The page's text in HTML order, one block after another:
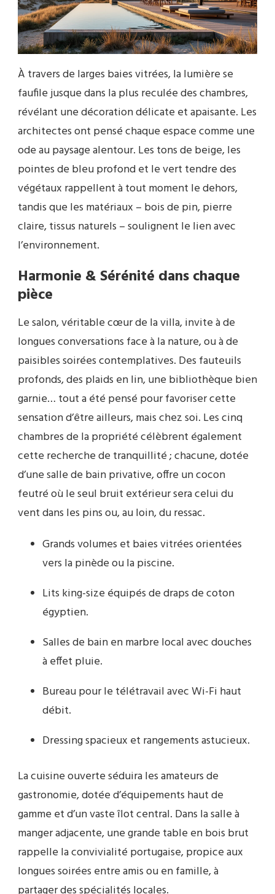
À travers de larges baies vitrées, la lumière se
faufile jusque dans la plus reculée des chambres,
révélant une décoration délicate et apaisante. Les
architectes ont pensé chaque espace comme une
ode au paysage alentour. Les tons de beige, les
pointes de bleu profond et le vert tendre des
végétaux rappellent à tout moment le dehors,
tandis que les matériaux – bois de pin, pierre
claire, tissus naturels – soulignent le lien avec
l’environnement.
Harmonie & Sérénité dans chaque
pièce
Le salon, véritable cœur de la villa, invite à de
longues conversations face à la nature, ou à de
paisibles soirées contemplatives. Des fauteuils
profonds, des plaids en lin, une bibliothèque bien
garnie… tout a été pensé pour favoriser cette
sensation d’être ailleurs, mais chez soi. Les cinq
chambres de la propriété célèbrent également
cette recherche de tranquillité ; chacune, dotée
d’une salle de bain privative, offre un cocon
feutré où le seul bruit extérieur sera celui du
vent dans les pins ou, au loin, du ressac.
Grands volumes et baies vitrées orientées
vers la pinède ou la piscine.
Lits king-size équipés de draps de coton
égyptien.
Salles de bain en marbre local avec douches
à effet pluie.
Bureau pour le télétravail avec Wi-Fi haut
débit.
Dressing spacieux et rangements astucieux.
La cuisine ouverte séduira les amateurs de
gastronomie, dotée d’équipements haut de
gamme et d’un vaste îlot central. Dans la salle à
manger adjacente, une grande table en bois brut
rappelle la convivialité portugaise, propice aux
longues soirées entre amis ou en famille, à